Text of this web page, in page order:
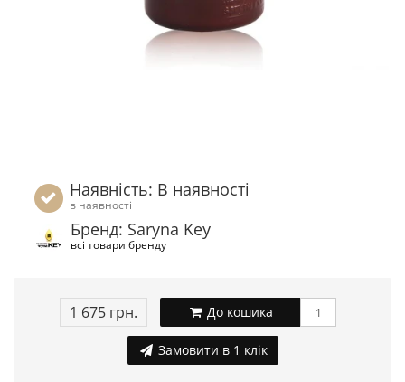
Наявність: В наявності
в наявності
Бренд: Saryna Key
всі товари бренду
1 675 грн. До кошика
Замовити в 1 клік